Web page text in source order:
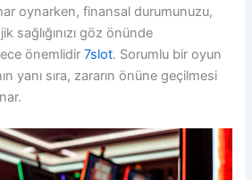
oynarken, finansal durumunuzu,
sağlığınızı göz önünde
önemlidir7slot. Sorumlu bir oyun
yanı sıra, zararın önüne geçilmesi